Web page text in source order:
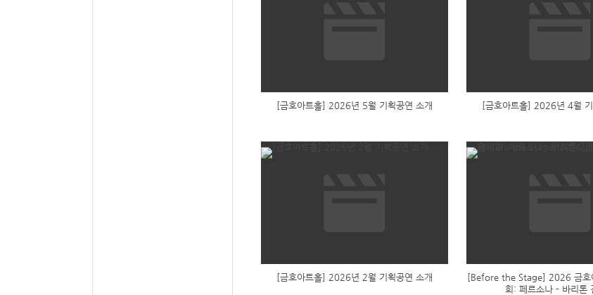
[금호아트홀] 2026년 5월 기획공연 소개 [금호아트홀] 2026년 4월 기
[금호아트홀] 2026년 2월 기획공연 소개
[Before the Stage] 2026 금호
회: 페르소나 - 바리톤